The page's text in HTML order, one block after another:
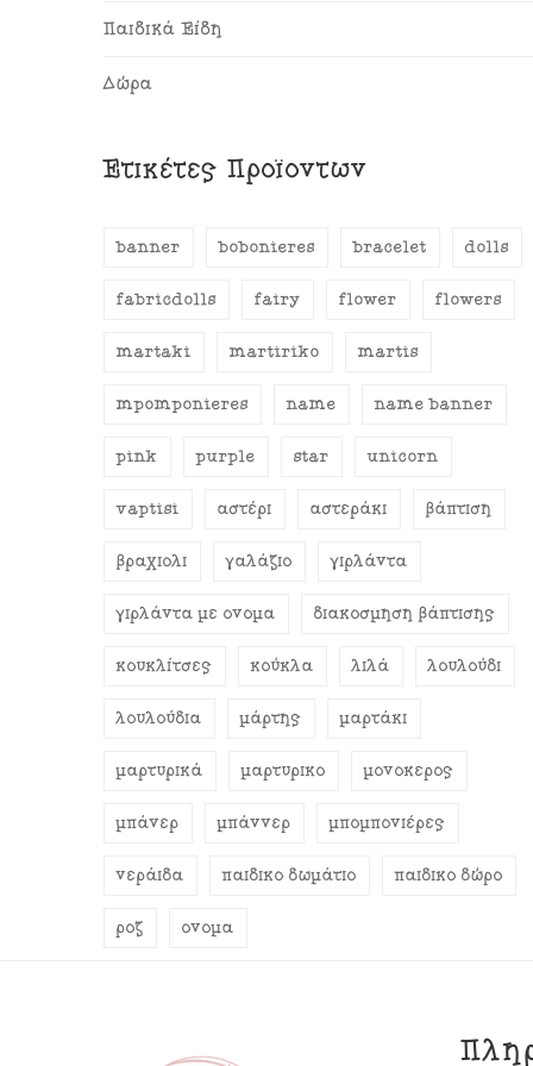
Παιδικά Είδη
Δώρα
Ετικέτες Προϊόντων
banner bobonieres bracelet dolls
fabricdolls fairy flower flowers
martaki martiriko martis
mpomponieres name name banner
pink purple star unicorn
vaptisi αστέρι αστεράκι βάπτιση
βραχιόλι γαλάζιο γιρλάντα
γιρλάντα με όνομα διακόσμηση βάπτισης
κουκλίτσες κούκλα λιλά λουλούδι
λουλούδια μάρτης μαρτάκι
μαρτυρικά μαρτυρικό μονόκερος
μπάνερ μπάννερ μπομπονιέρες
νεράιδα παιδικό δωμάτιο παιδικό δώρο
ροζ όνομα